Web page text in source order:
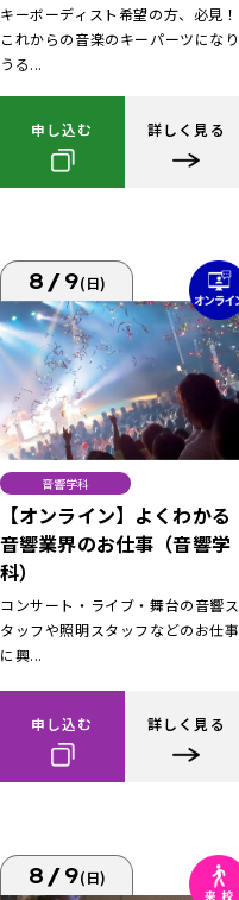
キーボーディスト希望の方、必見！
これからの音楽のキーパーツになり
うる...
申し込む 詳しく見る
8/9(日)
音響学科
【オンライン】よくわかる
音響業界のお仕事（音響学
科）
コンサート・ライブ・舞台の音響ス
タッフや照明スタッフなどのお仕事
に興...
申し込む 詳しく見る
8/9(日)